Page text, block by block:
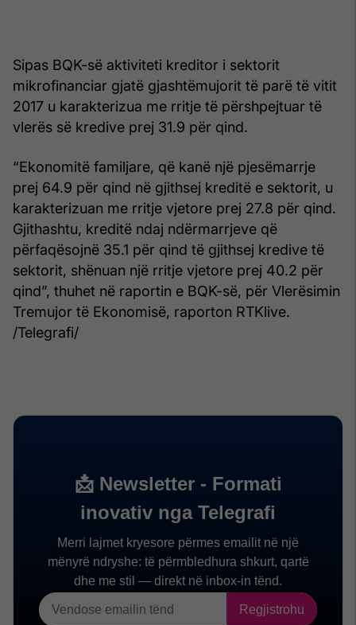
Sipas BQK-së aktiviteti kreditor i sektorit
mikrofinanciar gjatë gjashtëmujorit të parë të vitit
2017 u karakterizua me rritje të përshpejtuar të
vlerës së kredive prej 31.9 për qind.
“Ekonomitë familjare, që kanë një pjesëmarrje
prej 64.9 për qind në gjithsej kreditë e sektorit, u
karakterizuan me rritje vjetore prej 27.8 për qind.
Gjithashtu, kreditë ndaj ndërmarrjeve që
përfaqësojnë 35.1 për qind të gjithsej kredive të
sektorit, shënuan një rritje vjetore prej 40.2 për
qind”, thuhet në raportin e BQK-së, për Vlerësimin
Tremujor të Ekonomisë, raporton RTKlive.
/Telegrafi/